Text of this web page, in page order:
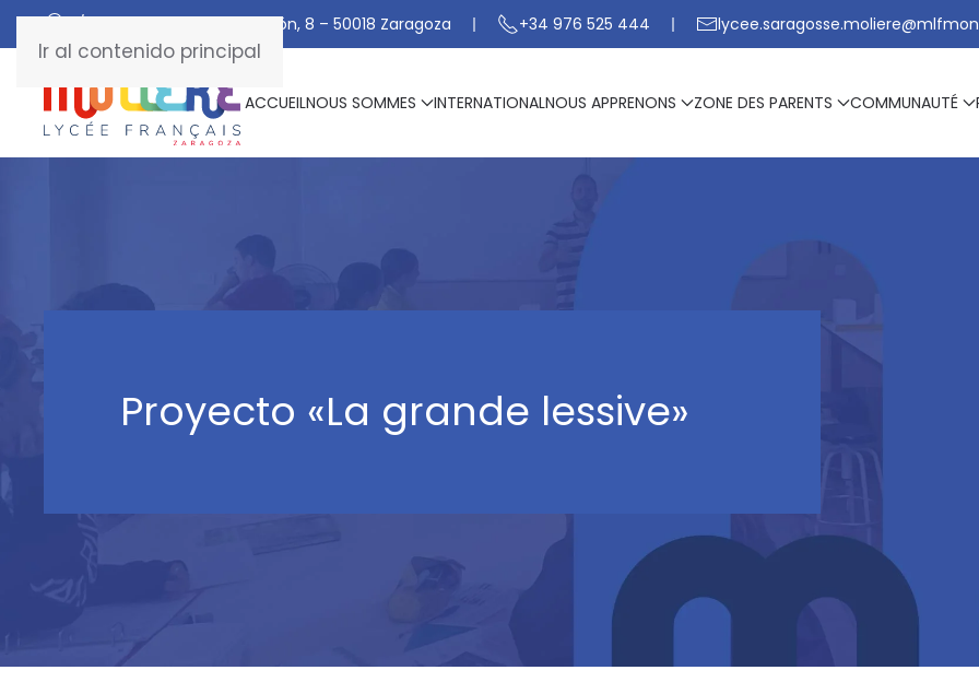
Ir al contenido principal
C/ De Manuel Marraco Ramón, 8 – 50018 Zaragoza +34 976 525 444
ACCUEILNOUS SOMMES INTERNATIONALNOUS APPRENONS ZONE DES PARENTS COMMUNAUTÉ
Proyecto «La grande lessive»